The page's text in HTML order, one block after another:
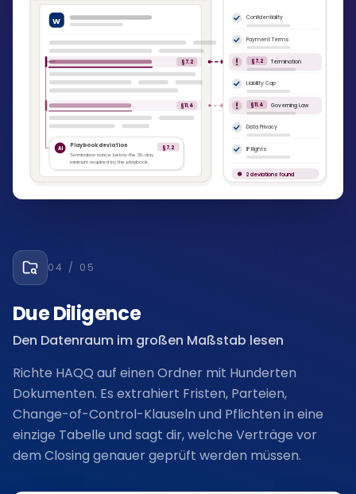
W
§7.2
§11.4
AI
Playbook deviation
§7.2
Termination notice below the 30-day
minimum required by the playbook.
Confidentiality
Payment Terms
§7.2 Termination
Liability Cap
§11.4 Governing Law
Data Privacy
IP Rights
2 deviations found
04 / 05
Due Diligence
Den Datenraum im großen Maßstab lesen
Richte HAQQ auf einen Ordner mit Hunderten
Dokumenten. Es extrahiert Fristen, Parteien,
Change-of-Control-Klauseln und Pflichten in eine
einzige Tabelle und sagt dir, welche Verträge vor
dem Closing genauer geprüft werden müssen.